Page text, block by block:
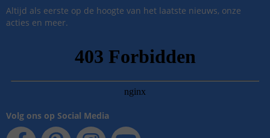
Altijd als eerste op de hoogte van het laatste nieuws, onze
acties en meer.
Volg ons op Social Media